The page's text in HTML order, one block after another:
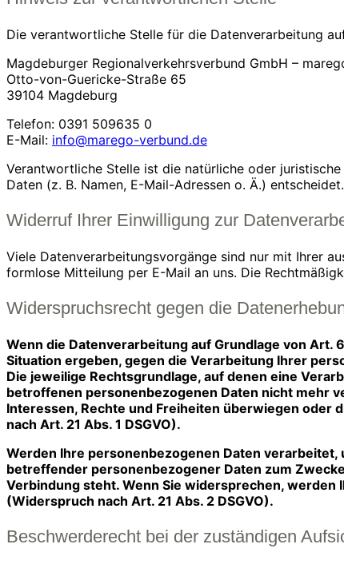
Die verantwortliche Stelle für die Datenverarbeitung
Magdeburger Regionalverkehrsverbund GmbH –
Otto-von-Guericke-Straße 65
39104 Magdeburg
Telefon: 0391 509635 0
E-Mail: info@marego-verbund.de
Verantwortliche Stelle ist die natürliche oder
Daten (z. B. Namen, E-Mail-Adressen o. Ä.) entscheidet.
Widerruf Ihrer Einwilligung zur
Viele Datenverarbeitungsvorgänge sind nur mit Ihrer
formlose Mitteilung per E-Mail an uns. Die
Widerspruchsrecht gegen die
Wenn die Datenverarbeitung auf Grundlage von Art.
Situation ergeben, gegen die Verarbeitung Ihrer
Die jeweilige Rechtsgrundlage, auf denen eine
betroffenen personenbezogenen Daten nicht mehr
Interessen, Rechte und Freiheiten überwiegen oder
nach Art. 21 Abs. 1 DSGVO).
Werden Ihre personenbezogenen Daten
betreffender personenbezogener Daten zum
Verbindung steht. Wenn Sie widersprechen,
(Widerspruch nach Art. 21 Abs. 2 DSGVO).
Beschwerderecht bei der zuständigen